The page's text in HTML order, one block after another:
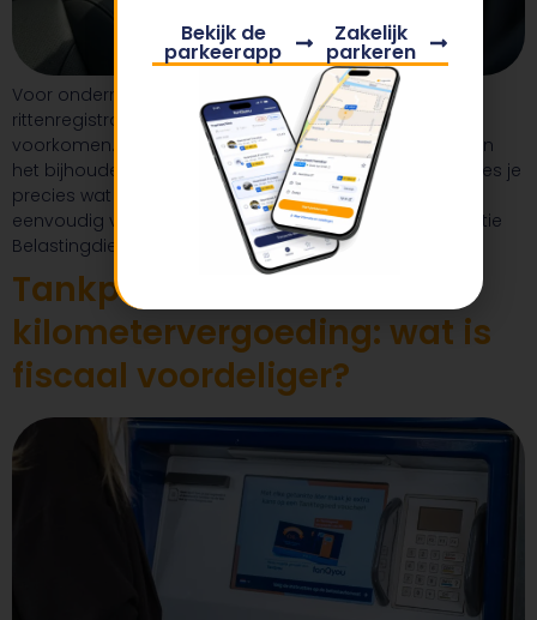
Voor ondernemers die zakelijk rijden, is een sluitende
rittenregistratie essentieel om fiscale problemen te
voorkomen. De Belastingdienst stelt duidelijke eisen aan
het bijhouden van zakelijke en privéritten. In dit artikel lees je
precies wat die regels zijn en hoe je als ondernemer
eenvoudig voldoet aan de eisen rondom rittenregistratie
Belastingdienst, onder andere met behulp van […]
Tankpas versus
kilometervergoeding: wat is
fiscaal voordeliger?
Bekijk de
parkeerapp
Zakelijk
parkeren